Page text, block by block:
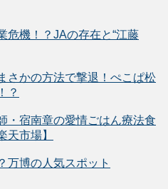
危機！？JAの存在と“江藤
さかの方法で撃退！ぺこぱ松
？
・宿南章の愛情ごはん療法食
天市場】
万博の人気スポット